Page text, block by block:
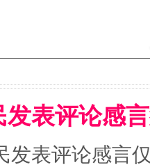
资助 “
表评论感
发表评论感言